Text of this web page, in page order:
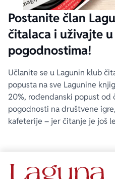
Postanite član
čitalaca i uživajte
pogodnostima!
Učlanite se u Lagunin klub
popusta na sve Lagunine
20%, rođendanski popust od
pogodnosti na društvene
kafeterije – jer čitanje je još